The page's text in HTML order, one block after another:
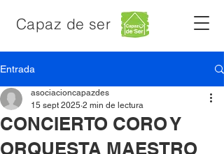
Capaz de ser
Entrada
CONCIERTO CORO Y
ORQUESTA MAESTRO
asociacioncapazdes
15 sept 2025 2 min de lectura